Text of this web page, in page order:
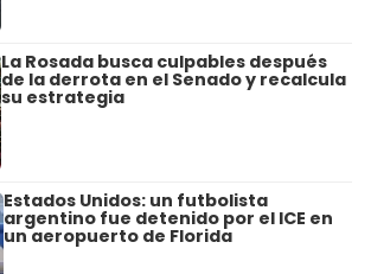
La Rosada busca culpables después
de la derrota en el Senado y recalcula
su estrategia
Estados Unidos: un futbolista
argentino fue detenido por el ICE en
un aeropuerto de Florida